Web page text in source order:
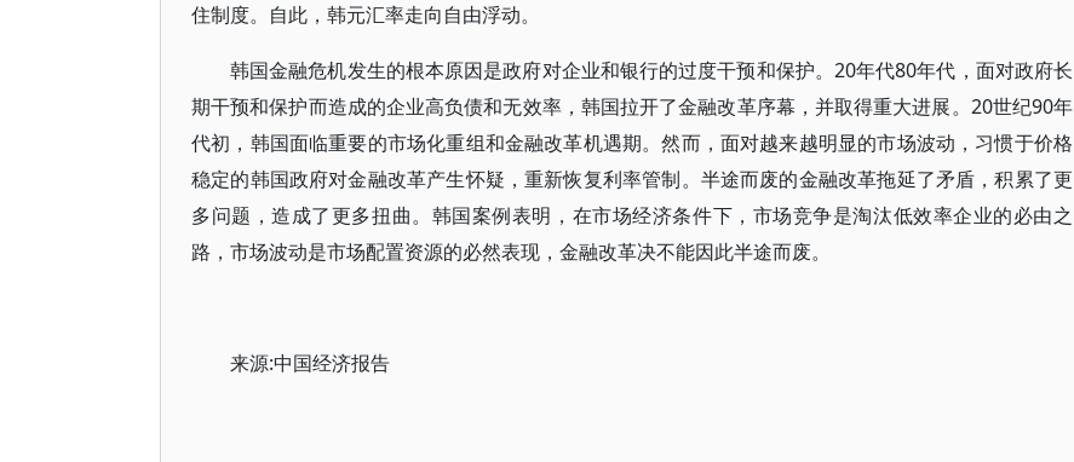
住制度。自此，韩元汇率走向自由浮动。
韩国金融危机发生的根本原因是政府对企业和银行的过度干预和保护。20年代80年代，面对政府长
期干预和保护而造成的企业高负债和无效率，韩国拉开了金融改革序幕，并取得重大进展。20世纪90年
代初，韩国面临重要的市场化重组和金融改革机遇期。然而，面对越来越明显的市场波动，习惯于价格
稳定的韩国政府对金融改革产生怀疑，重新恢复利率管制。半途而废的金融改革拖延了矛盾，积累了更
多问题，造成了更多扭曲。韩国案例表明，在市场经济条件下，市场竞争是淘汰低效率企业的必由之
路，市场波动是市场配置资源的必然表现，金融改革决不能因此半途而废。
来源:中国经济报告